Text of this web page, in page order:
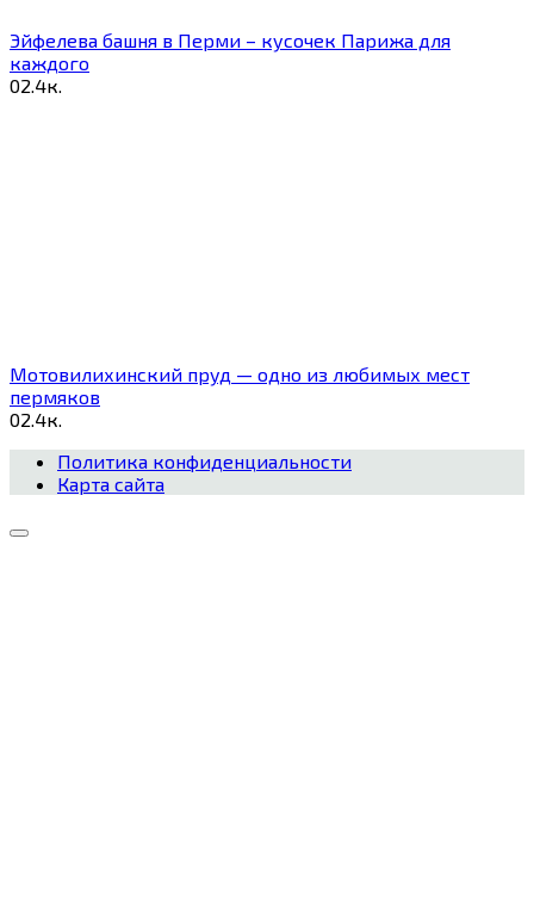
Эйфелева башня в Перми – кусочек Парижа для
каждого
02.4к.
Мотовилихинский пруд — одно из любимых мест
пермяков
02.4к.
Политика конфиденциальности
Карта сайта